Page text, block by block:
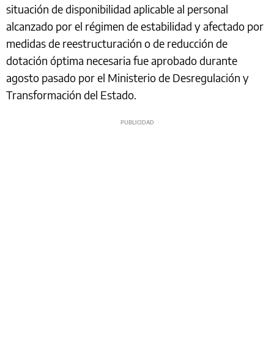
situación de disponibilidad aplicable al personal
alcanzado por el régimen de estabilidad y afectado por
medidas de reestructuración o de reducción de
dotación óptima necesaria fue aprobado durante
agosto pasado por el Ministerio de Desregulación y
Transformación del Estado.